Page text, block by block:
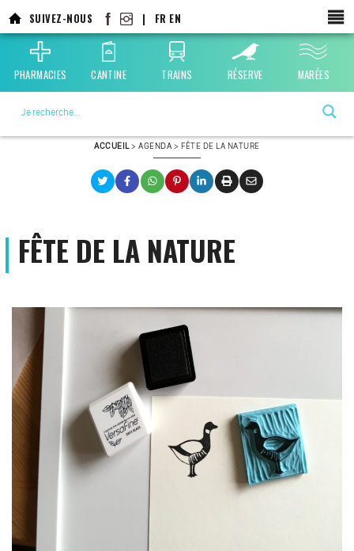
au
contenu
principal
SUIVEZ-NOUS | FR EN
PHARMACIES CANTINE TRAINS RÉSERVE MARÉES
ACCUEIL>AGENDA > FÊTE DE LA NATURE
FÊTE DE LA NATURE